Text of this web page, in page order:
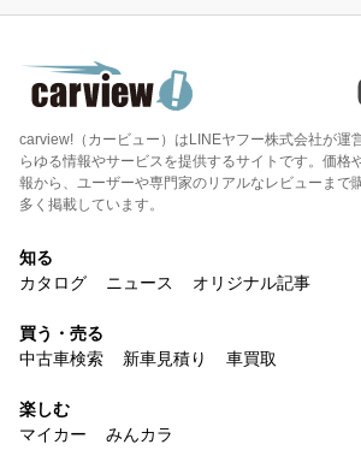
carview!（カービュー）はLINEヤフー株式会社が運
らゆる情報やサービスを提供するサイトです。価格
報から、ユーザーや専門家のリアルなレビューまで
多く掲載しています。
知る
カタログ
ニュース オリジナル記事
買う・売る
中古車検索
新車見積り 車買取
楽しむ
マイカー
みんカラ